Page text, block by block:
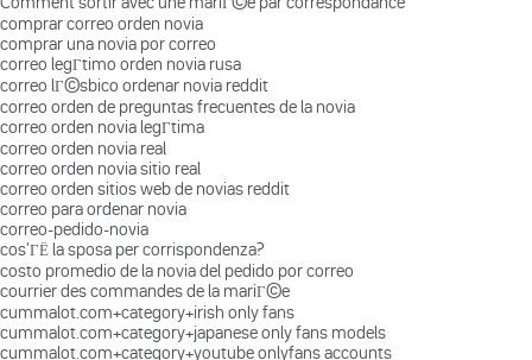
comprar correo orden novia
comprar una novia por correo
correo legГ­timo orden novia rusa
correo lГ©sbico ordenar novia reddit
correo orden de preguntas frecuentes de la novia
correo orden novia legГ­tima
correo orden novia real
correo orden novia sitio real
correo orden sitios web de novias reddit
correo para ordenar novia
correo-pedido-novia
cos'ГЁ la sposa per corrispondenza?
costo promedio de la novia del pedido por correo
courrier des commandes de la mariГ©e
cummalot.com+category+irish only fans
cummalot.com+category+japanese only fans models
cummalot.com+category+youtube onlyfans accounts